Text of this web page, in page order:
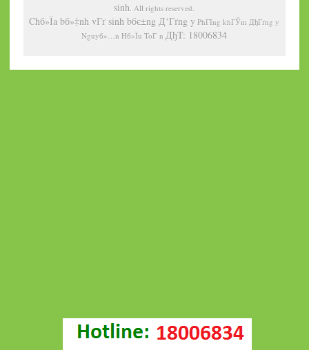
sinh. All rights reserved.
Chб»Їa bб»‡nh vГґ sinh bбє±ng Д‘Гґng y PhГІng khГЎm ДђГґng y
Nguyб»…n Hб»Їu ToГ nДђT: 18006834